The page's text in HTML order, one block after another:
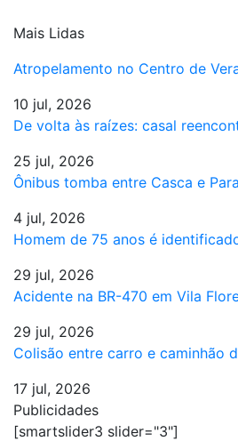
Mais Lidas
Atropelamento no Centro de
10 jul, 2026
De volta às raízes: casal
25 jul, 2026
Ônibus tomba entre Casca e
4 jul, 2026
Homem de 75 anos é
29 jul, 2026
Acidente na BR-470 em Vila
29 jul, 2026
Colisão entre carro e caminhão
17 jul, 2026
Publicidades
[smartslider3 slider="3"]